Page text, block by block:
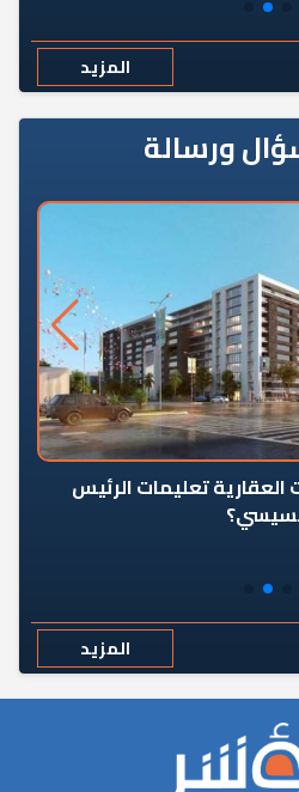
المزيد
ورسالة
العقارية تعليمات الرئيس
المزيد